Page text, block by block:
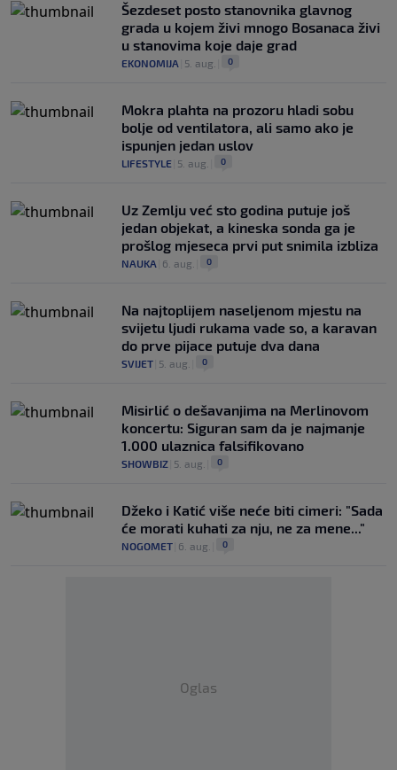
Šezdeset posto stanovnika glavnog
grada u kojem živi mnogo Bosanaca živi
u stanovima koje daje grad
EKONOMIJA 5. aug. 0
Mokra plahta na prozoru hladi sobu
bolje od ventilatora, ali samo ako je
ispunjen jedan uslov
LIFESTYLE 5. aug. 0
Uz Zemlju već sto godina putuje još
jedan objekat, a kineska sonda ga je
prošlog mjeseca prvi put snimila izbliza
NAUKA 6. aug. 0
Na najtoplijem naseljenom mjestu na
svijetu ljudi rukama vade so, a karavan
do prve pijace putuje dva dana
SVIJET 5. aug. 0
Misirlić o dešavanjima na Merlinovom
koncertu: Siguran sam da je najmanje
1.000 ulaznica falsifikovano
SHOWBIZ 5. aug. 0
Džeko i Katić više neće biti cimeri: "Sada
će morati kuhati za nju, ne za mene..."
NOGOMET 6. aug. 0
Oglas